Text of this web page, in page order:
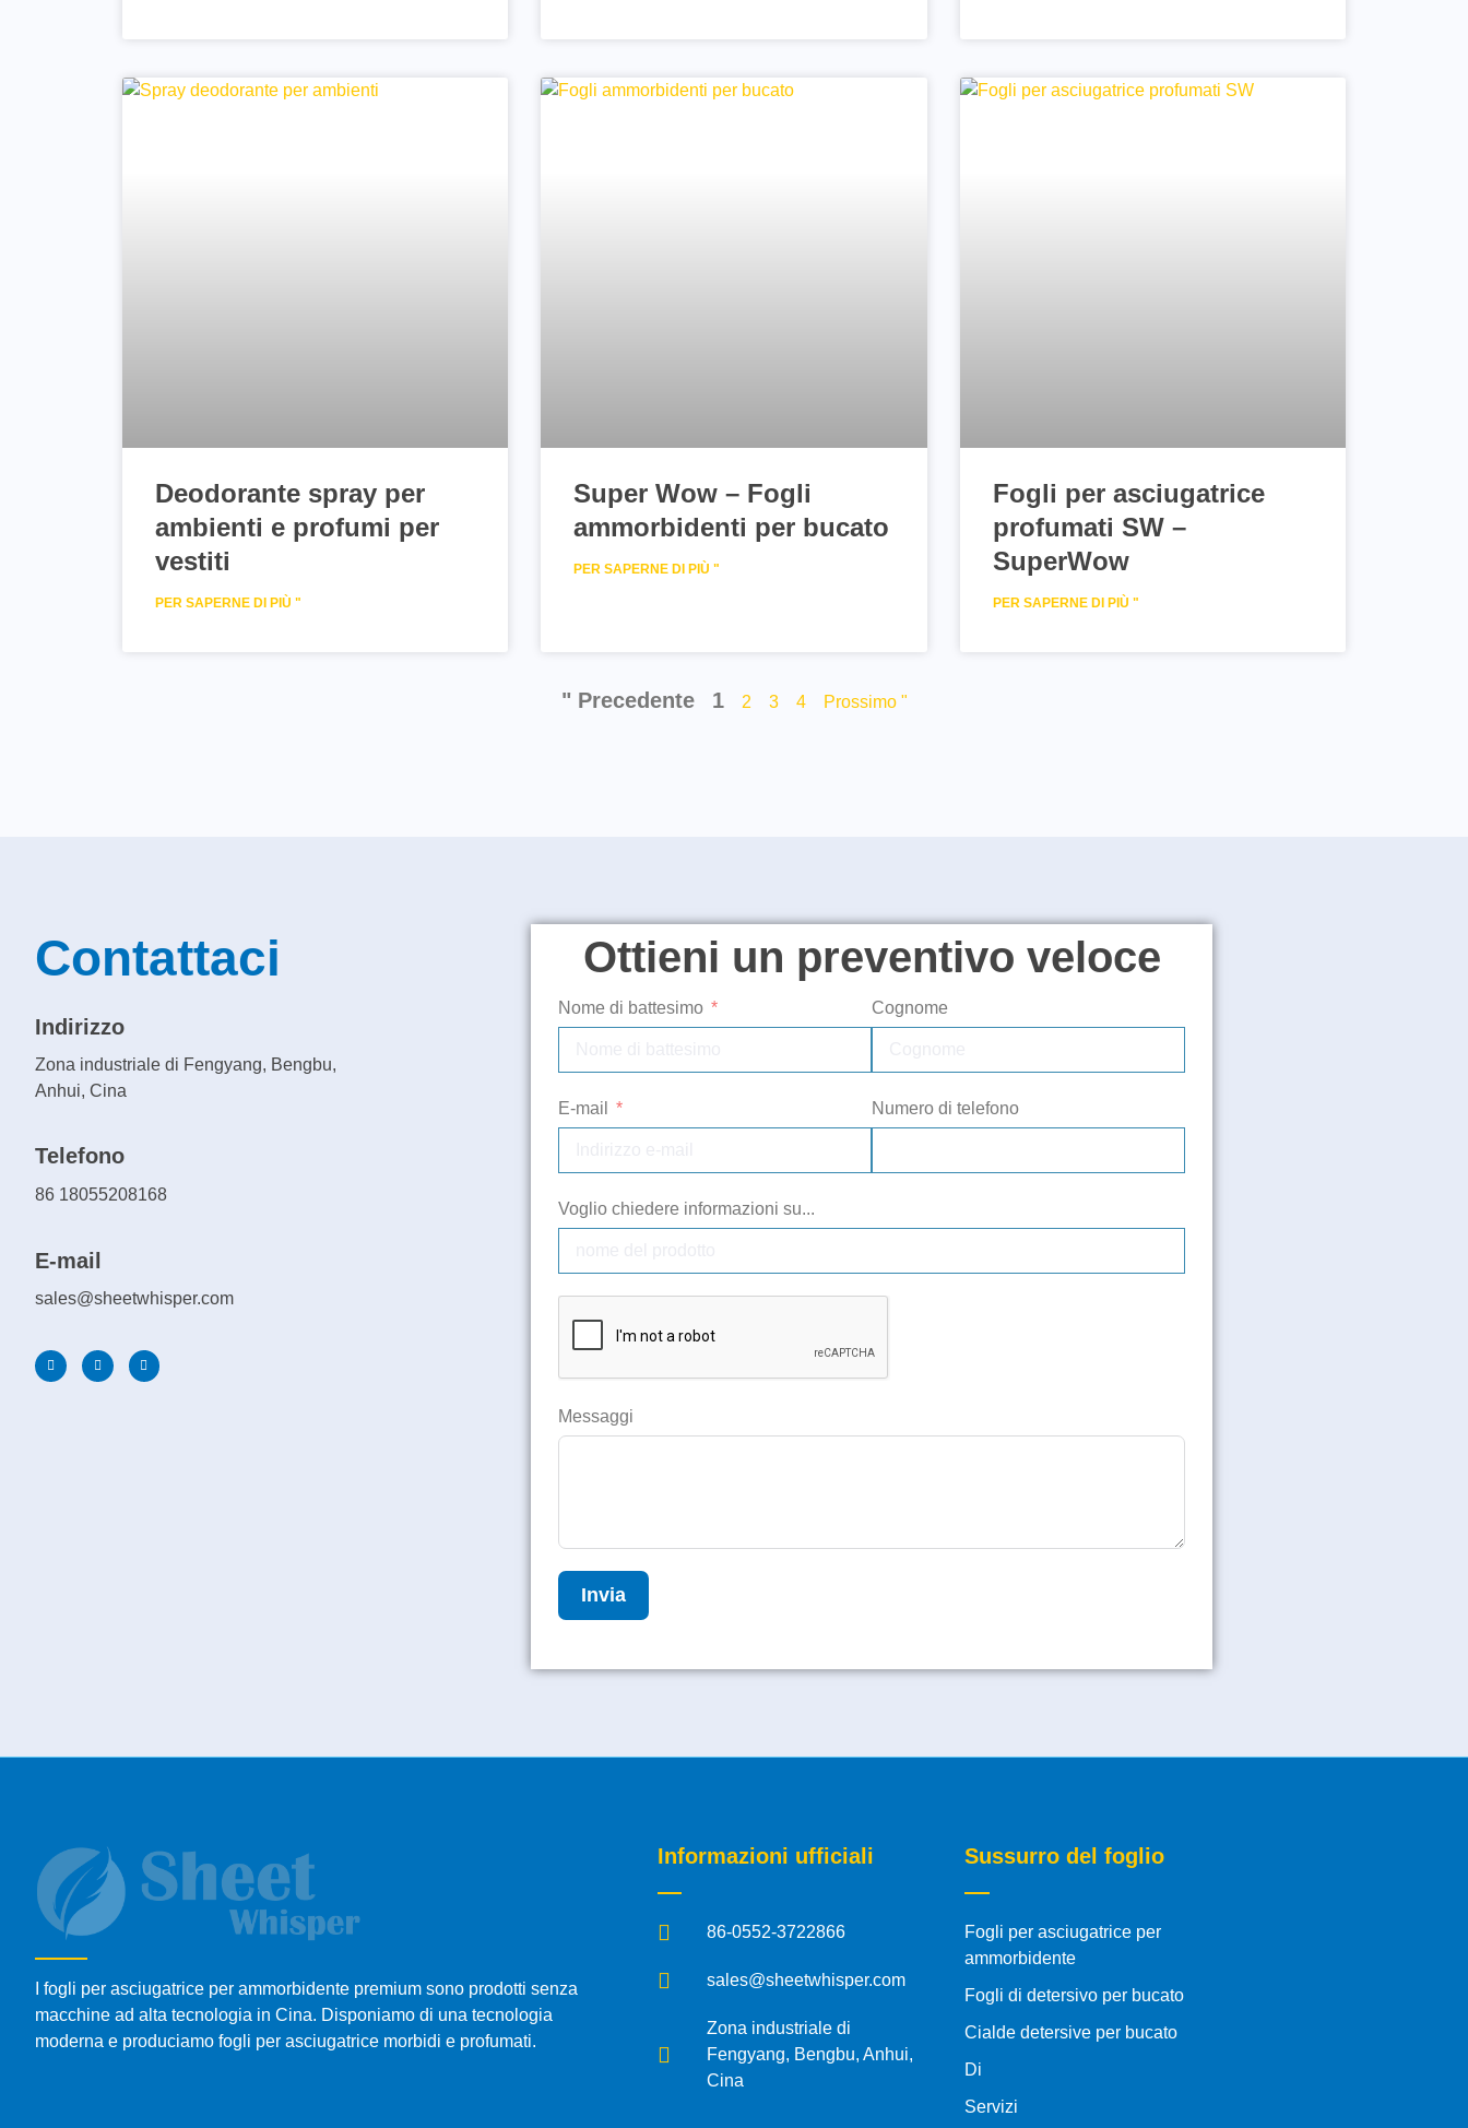
Deodorante spray per
ambienti e profumi per
vestiti
PER SAPERNE DI PIÙ "
Super Wow – Fogli
ammorbidenti per bucato
PER SAPERNE DI PIÙ "
Fogli per asciugatrice
profumati SW –
SuperWow
PER SAPERNE DI PIÙ "
" Precedente 1 2 3 4 Prossimo "
Contattaci
Indirizzo
Zona industriale di Fengyang, Bengbu,
Anhui, Cina
Telefono
86 18055208168
E-mail
sales@sheetwhisper.com
Ottieni un preventivo veloce
Nome di battesimo Cognome
E-mail Numero di telefono
Voglio chiedere informazioni su...
Messaggi
Invia
I fogli per asciugatrice per ammorbidente premium sono prodotti senza
macchine ad alta tecnologia in Cina. Disponiamo di una tecnologia
moderna e produciamo fogli per asciugatrice morbidi e profumati.
Informazioni ufficiali
86-0552-3722866
sales@sheetwhisper.com
Zona industriale di
Fengyang, Bengbu, Anhui,
Cina
Sussurro del foglio
Fogli per asciugatrice per
ammorbidente
Fogli di detersivo per bucato
Cialde detersive per bucato
Di
Servizi